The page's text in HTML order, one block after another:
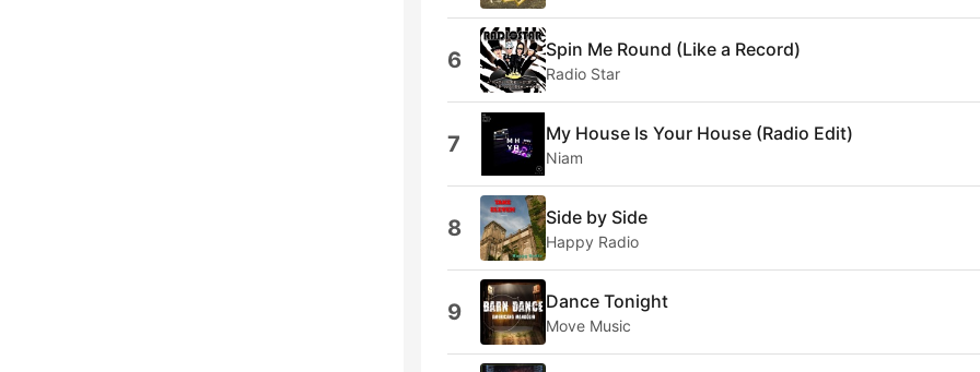
6 Spin Me Round (Like a Record)
Radio Star
7 My House Is Your House (Radio Edit)
Niam
8 Side by Side
Happy Radio
9 Dance Tonight
Move Music